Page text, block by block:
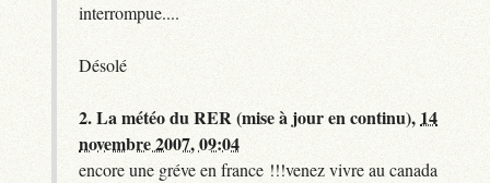
interrompue....
Désolé
2.La météo du RER (mise à jour en continu), 14
novembre 2007, 09:04
encore une gréve en france !!!venez vivre au canada